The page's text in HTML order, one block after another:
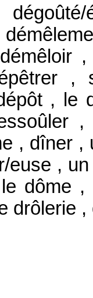
,
, le
, dîner ,
euse ,
dôme
drôlerie